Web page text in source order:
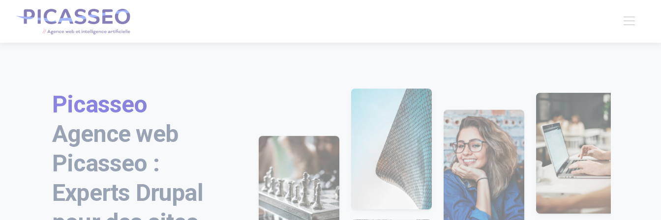
Picasseo
Agence web
Picasseo :
Experts Drupal